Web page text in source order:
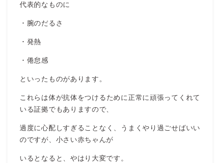
代表的なものに
・腕のだるさ
・発熱
・倦怠感
といったものがあります。
これらは体が抗体をつけるために正常に頑張ってくれて
いる証拠でもありますので、
過度に心配しすぎることなく、うまくやり過ごせばいい
のですが、小さい赤ちゃんが
いるとなると、やはり大変です。